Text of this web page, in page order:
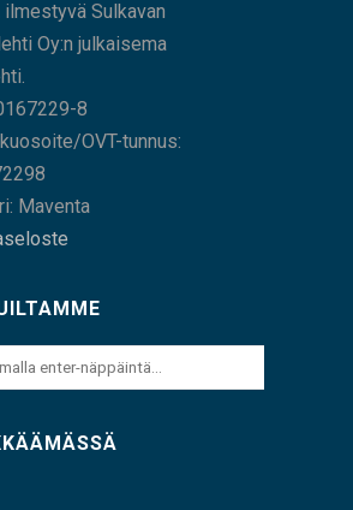
ilmestyvä Sulkavan
Oy:n julkaisema
8
OVT-tunnus:
Maventa